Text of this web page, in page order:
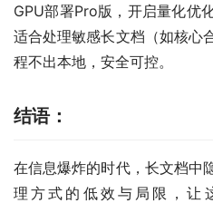
GPU部署Pro版，开启量化优
适合处理敏感长文档（如核心
程不出本地，安全可控。
结语：
在信息爆炸的时代，长文档中
理方式的低效与局限，让